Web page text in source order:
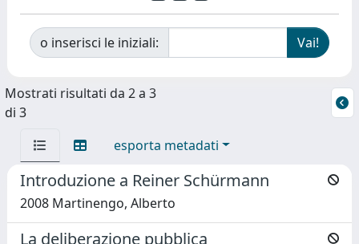
o inserisci le iniziali:
Mostrati risultati da 2 a 3
di 3
esporta metadati
Introduzione a Reiner Schürmann
2008 Martinengo, Alberto
La deliberazione pubblica